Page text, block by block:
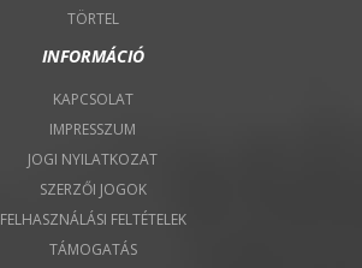
TÖRTEL
INFORMÁCIÓ
KAPCSOLAT
IMPRESSZUM
JOGI NYILATKOZAT
SZERZŐI JOGOK
FELHASZNÁLÁSI FELTÉTELEK
TÁMOGATÁS